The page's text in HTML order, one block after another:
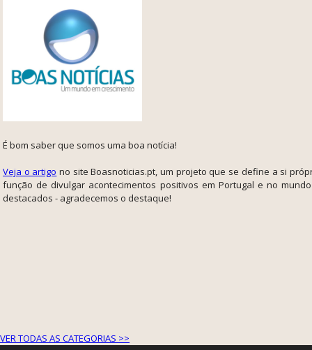
É bom saber que somos uma boa notícia!
Veja o artigo no site Boasnoticias.pt, um projeto que se define a si
função de divulgar acontecimentos positivos em Portugal e no
destacados - agradecemos o destaque!
VER TODAS AS CATEGORIAS >>